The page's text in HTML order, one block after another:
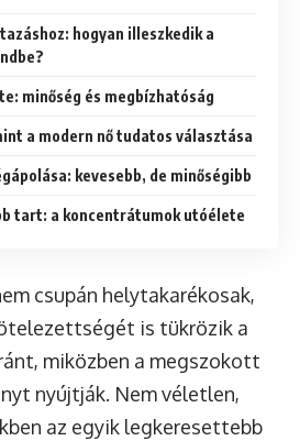
hogyan illeszkedik a
minőség és megbízhatóság
a modern nő tudatos választása
kevesebb, de minőségibb
tart: a koncentrátumok utóélete
csupán helytakarékosak,
is tükrözik a
miközben a megszokott
nyújtják. Nem véletlen,
az egyik legkeresettebb